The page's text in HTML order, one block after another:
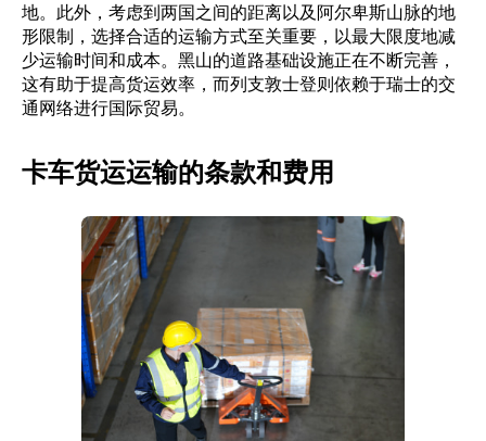
地。此外，考虑到两国之间的距离以及阿尔卑斯山脉的地
形限制，选择合适的运输方式至关重要，以最大限度地减
少运输时间和成本。黑山的道路基础设施正在不断完善，
这有助于提高货运效率，而列支敦士登则依赖于瑞士的交
通网络进行国际贸易。
卡车货运运输的条款和费用